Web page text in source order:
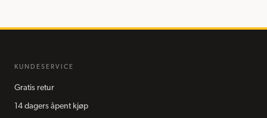
KUNDESERVICE
Gratis retur
14 dagers åpent kjøp